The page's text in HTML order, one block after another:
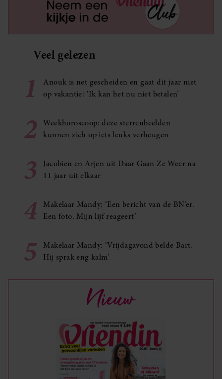
Veel gelezen
1
Anouk is net gescheiden en gaat dit jaar niet
op vakantie: ‘Ik kan het nu niet betalen’
2
Weekhoroscoop: deze sterrenbeelden
kunnen zich op iets leuks verheugen
3
Jacobien en Arjen uit Daar Gaan Ze Weer na
11 jaar uit elkaar
4
Makelaar Mandy: ‘Een bericht van de BN’er.
Een foto. Mijn lijf reageert’
5
Makelaar Mandy: ‘Vrijdagavond belde Bart.
Hij sprak eng kalm’
Nieuw